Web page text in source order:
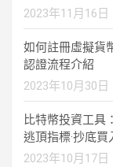
2023年11月16日
如何註冊虛擬貨
認證流程介紹
2023年10月30日
比特幣投資工具
逃頂指標·抄底買
2023年10月17日